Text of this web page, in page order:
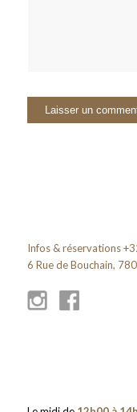
Infos & réservations
6 Rue de Bouchain,